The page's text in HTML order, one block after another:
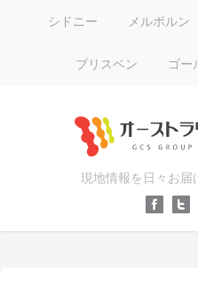
シドニー メルボルン
ブリスベン ゴー
現地情報を日々お届